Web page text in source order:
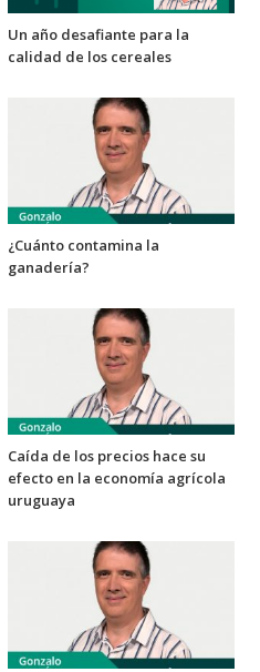
Un año desafiante para la
calidad de los cereales
¿Cuánto contamina la
ganadería?
Caída de los precios hace su
efecto en la economía agrícola
uruguaya